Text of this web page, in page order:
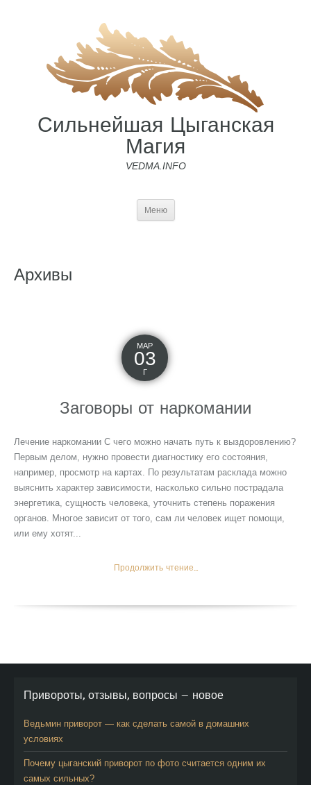
Сильнейшая Цыганская
Магия
VEDMA.INFO
Меню
Архивы
МАР
03
Г
Заговоры от наркомании
Лечение наркомании С чего можно начать путь к выздоровлению?
Первым делом, нужно провести диагностику его состояния,
например, просмотр на картах. По результатам расклада можно
выяснить характер зависимости, насколько сильно пострадала
энергетика, сущность человека, уточнить степень поражения
органов. Многое зависит от того, сам ли человек ищет помощи,
или ему хотят...
Продолжить чтение...
Привороты, отзывы, вопросы — новое
Ведьмин приворот — как сделать самой в домашних
условиях
Почему цыганский приворот по фото считается одним их
самых сильных?